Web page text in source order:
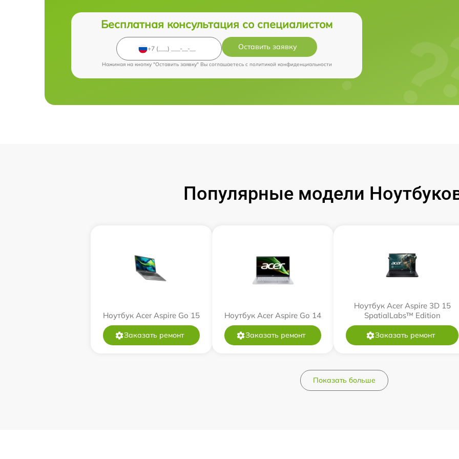
Бесплатная консультация со специалистом
Оставить заявку
Нажимая на кнопку "Оставить заявку" Вы соглашаетесь c политикой конфиденциальности
Популярные модели
Ноутбук Acer Aspire Go 15
Заказать ремонт
Ноутбук Acer Aspire Go 14
Заказать ремонт
Ноутбук Acer Aspire 3D 15
SpatialLabs™ Edition
Заказать ремонт
Показать больше